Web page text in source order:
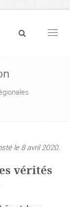
le 8 avril 2020.
vérités